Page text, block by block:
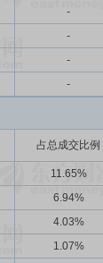
-
-
-
-
占总成交比例
11.65%
6.94%
4.03%
1.07%